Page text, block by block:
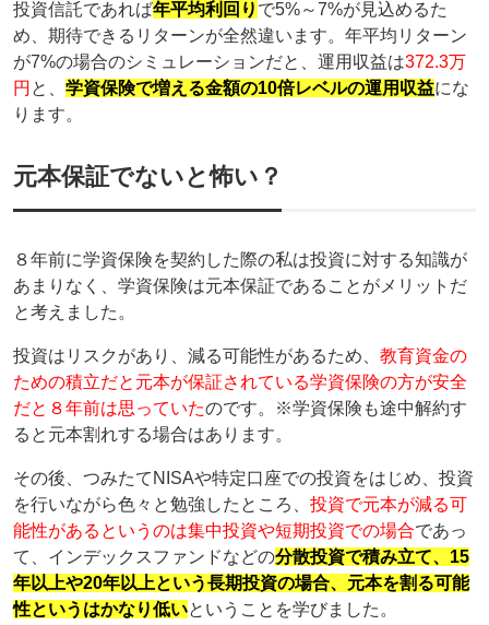
投資信託であれば年平均利回り で5%～7%が見込めるた
め、期待できるリターンが全然違います。年平均リターン
が7%の場合のシミュレーションだと、運用収益は372.3万
円 と、 学資保険で増える金額の10倍レベルの運用収益にな
ります。
元本保証でないと怖い？
８年前に学資保険を契約した際の私は投資に対する知識が
あまりなく、学資保険は元本保証であることがメリットだ
と考えました。
投資はリスクがあり、減る可能性があるため、 教育資金の
ための積立だと元本が保証されている学資保険の方が安全
だと８年前は思っていたのです。※学資保険も途中解約す
ると元本割れする場合はあります。
その後、つみたてNISAや特定口座での投資をはじめ、投資
を行いながら色々と勉強したところ、 投資で元本が減る可
能性があるというのは集中投資や短期投資での場合であっ
て、インデックスファンドなどの分散投資で積み立て、15
年以上や20年以上という長期投資の場合、元本を割る可能
性というはかなり低いということを学びました。